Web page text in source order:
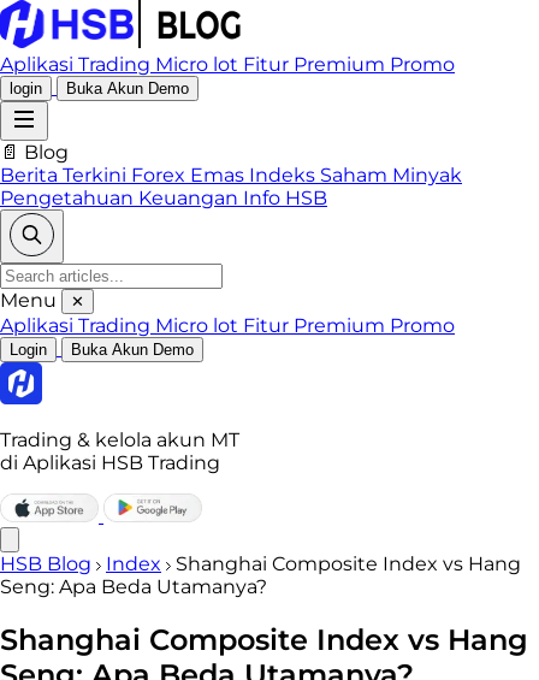
Aplikasi Trading Micro lot Fitur Premium Promo
login Buka Akun Demo
📄 Blog
Berita Terkini Forex Emas Indeks Saham Minyak
Pengetahuan Keuangan Info HSB
Menu ✕
Aplikasi Trading Micro lot Fitur Premium Promo
Login Buka Akun Demo
Trading & kelola akun MT
di Aplikasi HSB Trading
HSB Blog Index
Shanghai Composite Index vs Hang
Seng: Apa Beda Utamanya?
Shanghai Composite Index vs Hang